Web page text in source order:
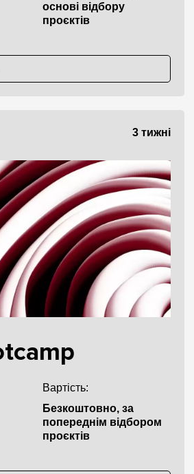
основі відбору
проєктів
3 тижні
Вартість:
Безкоштовно, за
попереднім відбором
проєктів